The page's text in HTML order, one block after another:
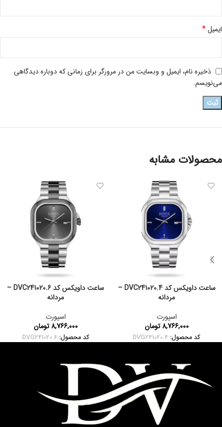
ایمیل*
ذخیره نام، ایمیل و وبسایت من در مرورگر برای زمانی که دوباره دیدگاهی
می‌نویسم.
محصولات مشابه
ساعت داویکس کد DVC241020.4 –
مردانه
اسپورت
8,766,000 تومان
کد محصول: DVG241020.4
ساعت داویکس کد DVC241020.6 –
مردانه
اسپورت
8,766,000 تومان
کد محصول:DVG241020.6